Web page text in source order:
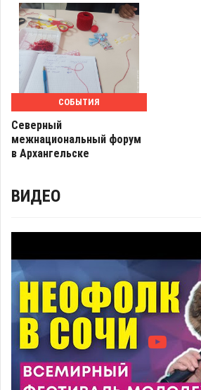
СОБЫТИЯ
Северный
межнациональный форум
в Архангельске
ВИДЕО